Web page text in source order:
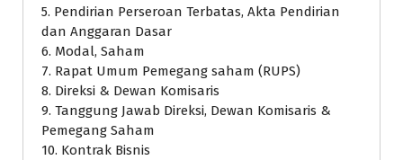
5. Pendirian Perseroan Terbatas, Akta Pendirian
dan Anggaran Dasar
6. Modal, Saham
7. Rapat Umum Pemegang saham (RUPS)
8. Direksi & Dewan Komisaris
9. Tanggung Jawab Direksi, Dewan Komisaris &
Pemegang Saham
10. Kontrak Bisnis